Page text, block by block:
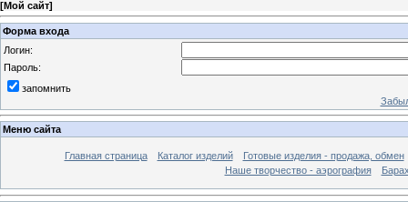
[Мой сайт]
Форма входа
Логин:
Пароль:
запомнить
Меню сайта
Главная страница Каталог изделий
Готовые изделия - продажа, обмен
Наше творчество - аэрография